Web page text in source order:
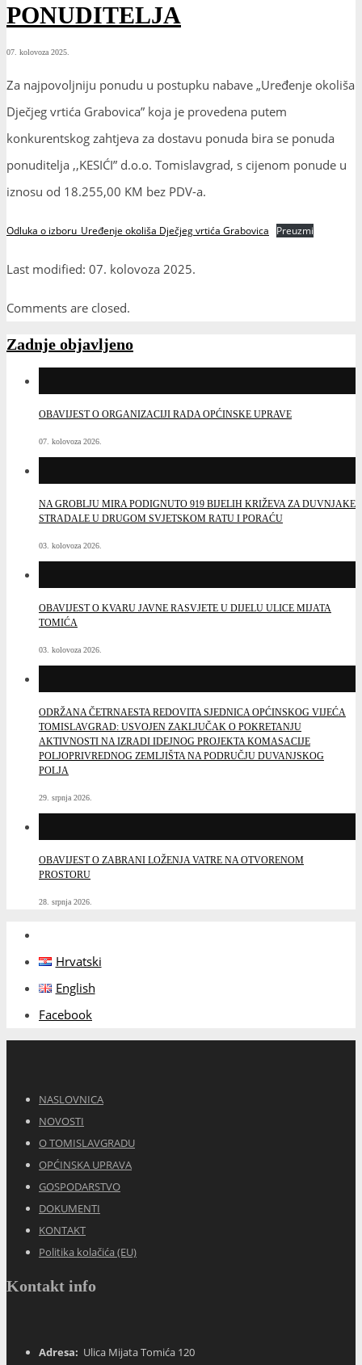
PONUDITELJA
07. kolovoza 2025.
Za najpovoljniju ponudu u postupku nabave „Uređenje okoliša
Dječjeg vrtića Grabovica” koja je provedena putem
konkurentskog zahtjeva za dostavu ponuda bira se ponuda
ponuditelja ,,KESIĆI” d.o.o. Tomislavgrad, s cijenom ponude u
iznosu od 18.255,00 KM bez PDV-a.
Odluka o izboru_Uređenje okoliša Dječjeg vrtića Grabovica Preuzmi
Last modified: 07. kolovoza 2025.
Comments are closed.
Zadnje objavljeno
OBAVIJEST O ORGANIZACIJI RADA OPĆINSKE UPRAVE
07. kolovoza 2026.
NA GROBLJU MIRA PODIGNUTO 919 BIJELIH KRIŽEVA ZA DUVNJAKE
STRADALE U DRUGOM SVJETSKOM RATU I PORAĆU
03. kolovoza 2026.
OBAVIJEST O KVARU JAVNE RASVJETE U DIJELU ULICE MIJATA
TOMIĆA
03. kolovoza 2026.
ODRŽANA ČETRNAESTA REDOVITA SJEDNICA OPĆINSKOG VIJEĆA
TOMISLAVGRAD: USVOJEN ZAKLJUČAK O POKRETANJU
AKTIVNOSTI NA IZRADI IDEJNOG PROJEKTA KOMASACIJE
POLJOPRIVREDNOG ZEMLJIŠTA NA PODRUČJU DUVANJSKOG
POLJA
29. srpnja 2026.
OBAVIJEST O ZABRANI LOŽENJA VATRE NA OTVORENOM
PROSTORU
28. srpnja 2026.
Hrvatski
English
Facebook
NASLOVNICA
NOVOSTI
O TOMISLAVGRADU
OPĆINSKA UPRAVA
GOSPODARSTVO
DOKUMENTI
KONTAKT
Politika kolačića (EU)
Kontakt info
Adresa: Ulica Mijata Tomića 120